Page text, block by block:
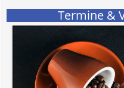
Termine &